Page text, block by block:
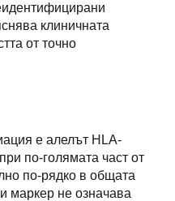
клиничната
от точно
е алелът HLA-
по-голямата част от
по-рядко в общата
маркер не означава